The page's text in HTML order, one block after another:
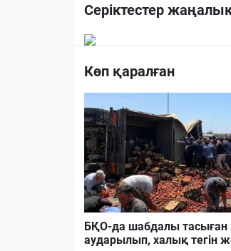
Серіктестер
Көп қаралған
БҚО-да шабдалы тасыған
аударылып, халық тегін